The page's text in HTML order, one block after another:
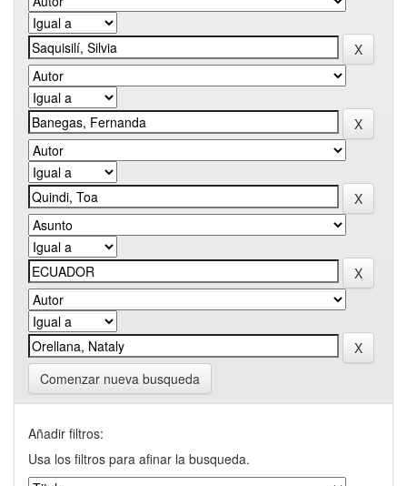
Comenzar nueva busqueda
Añadir filtros:
Usa los filtros para afinar la busqueda.